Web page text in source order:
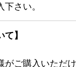
さい。
】
がご購入いただ